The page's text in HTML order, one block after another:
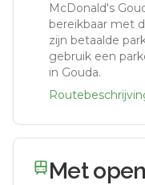
McDonald's
bereikbaar met
zijn betaalde
gebruik een
in Gouda.
Met